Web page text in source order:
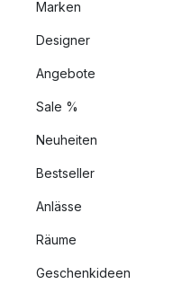
Marken
Designer
Angebote
Sale %
Neuheiten
Bestseller
Anlässe
Räume
Geschenkideen